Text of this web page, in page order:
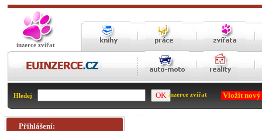
inzerce zvířat
Hledej inzerce zvířat Vložit
Přihlášení: